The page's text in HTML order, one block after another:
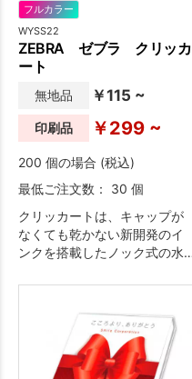
フルカラー
WYSS22
ZEBRA ゼブラ クリッカ
ート
無地品 ￥115 ~
印刷品 ￥299 ~
200 個の場合 (税込)
最低ご注文数： 30 個
クリッカートは、キャップが
なくても乾かない新開発のイ
ンクを搭載したノック式の水